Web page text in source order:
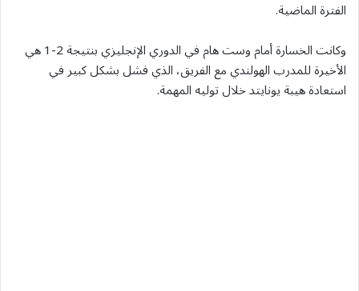
الفترة الماضية.
وكانت الخسارة أمام وست هام في الدوري الإنجليزي بنتيجة 2-1 هي
الأخيرة للمدرب الهولندي مع الفريق، الذي فشل بشكل كبير في
استعادة هيبة يونايتد خلال توليه المهمة.